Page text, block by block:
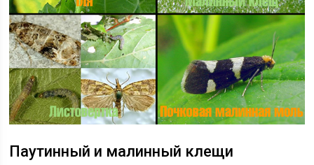
Паутинный и малинный клещи